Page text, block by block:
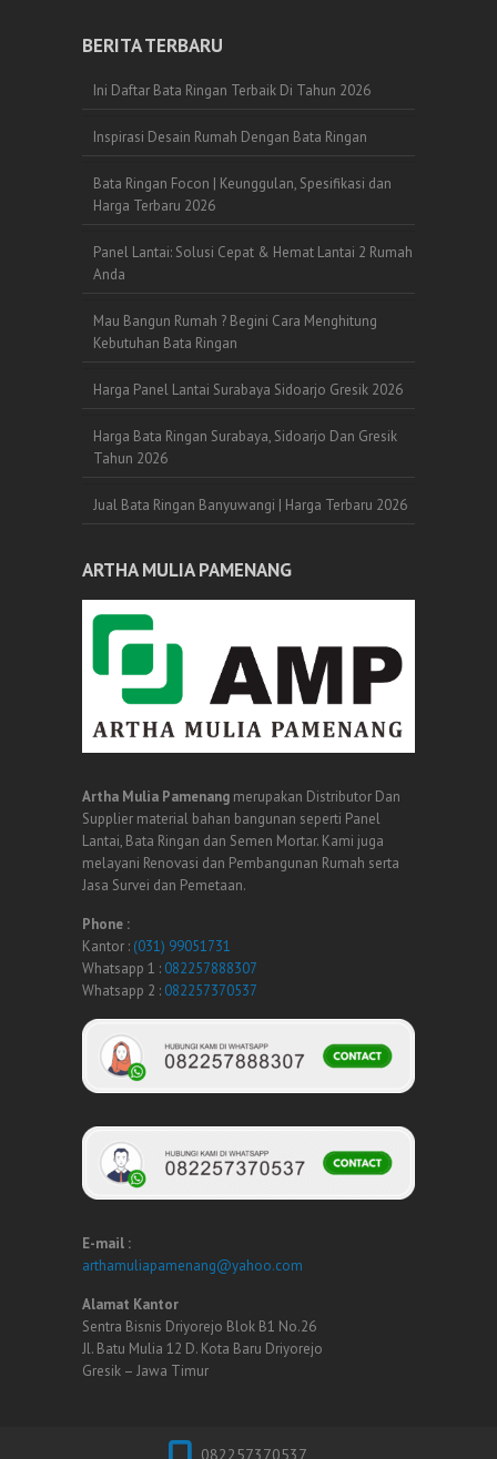
BERITA TERBARU
Ini Daftar Bata Ringan Terbaik Di Tahun 2026
Inspirasi Desain Rumah Dengan Bata Ringan
Bata Ringan Focon | Keunggulan, Spesifikasi dan
Harga Terbaru 2026
Panel Lantai: Solusi Cepat & Hemat Lantai 2 Rumah
Anda
Mau Bangun Rumah ? Begini Cara Menghitung
Kebutuhan Bata Ringan
Harga Panel Lantai Surabaya Sidoarjo Gresik 2026
Harga Bata Ringan Surabaya, Sidoarjo Dan Gresik
Tahun 2026
Jual Bata Ringan Banyuwangi | Harga Terbaru 2026
ARTHA MULIA PAMENANG
Artha Mulia Pamenang merupakan Distributor Dan
Supplier material bahan bangunan seperti Panel
Lantai, Bata Ringan dan Semen Mortar. Kami juga
melayani Renovasi dan Pembangunan Rumah serta
Jasa Survei dan Pemetaan.
Phone :
Kantor : (031) 99051731
Whatsapp 1 : 082257888307
Whatsapp 2 : 082257370537
E-mail :
arthamuliapamenang@yahoo.com
Alamat Kantor
Sentra Bisnis Driyorejo Blok B1 No.26
Jl. Batu Mulia 12 D. Kota Baru Driyorejo
Gresik – Jawa Timur
082257370537